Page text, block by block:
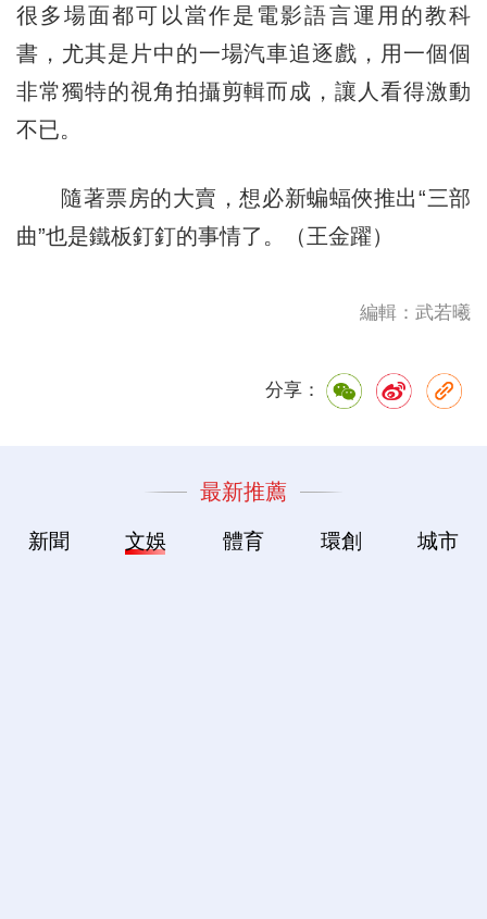
很多場面都可以當作是電影語言運用的教科
書，尤其是片中的一場汽車追逐戲，用一個個
非常獨特的視角拍攝剪輯而成，讓人看得激動
不已。
隨著票房的大賣，想必新蝙蝠俠推出“三部
曲”也是鐵板釘釘的事情了。（王金躍）
編輯：武若曦
分享：
最新推薦
新聞 文娛 體育 環創 城市